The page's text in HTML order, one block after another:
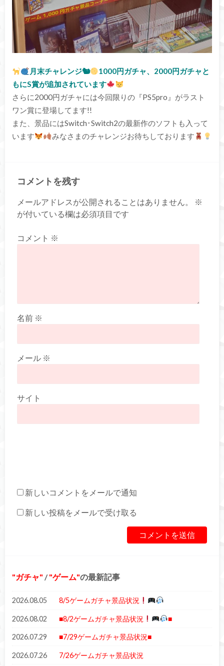
月末チャレンジ🐿
1000円ガチャ、2000円ガチャと
もにS賞が追加されています
さらに2000円ガチャには今回限りの『PS5pro』がラスト
ワン賞に登場してます!!
また、景品にはSwitch･Switch2の最新作のソフトも入って
います
みなさまのチャレンジお待ちしております
コメントを残す
メールアドレスが公開されることはありません。
※
が付いている欄は必須項目です
コメント ※
名前 ※
メール ※
サイト
新しいコメントをメールで通知
新しい投稿をメールで受け取る
ガチャ / ゲーム の最新記事
2026.08.05 8/5ゲームガチャ景品状況
2026.08.02 ■8/2ゲームガチャ景品状況 ■
2026.07.29 ■7/29ゲームガチャ景品状況■
2026.07.26 7/26ゲームガチャ景品状況